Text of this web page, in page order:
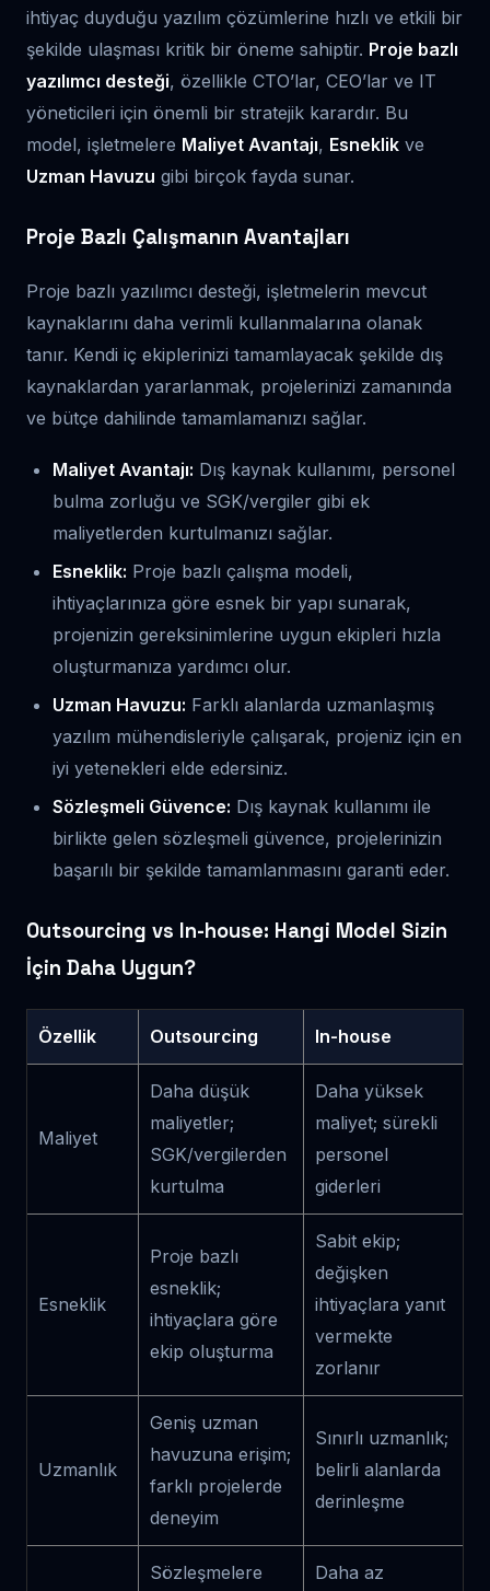
ihtiyaç duyduğu yazılım çözümlerine hızlı ve etkili bir
şekilde ulaşması kritik bir öneme sahiptir. Proje bazlı
yazılımcı desteği, özellikle CTO’lar, CEO’lar ve IT
yöneticileri için önemli bir stratejik karardır. Bu
model, işletmelere Maliyet Avantajı, Esneklik ve
Uzman Havuzu gibi birçok fayda sunar.
Proje Bazlı Çalışmanın Avantajları
Proje bazlı yazılımcı desteği, işletmelerin mevcut
kaynaklarını daha verimli kullanmalarına olanak
tanır. Kendi iç ekiplerinizi tamamlayacak şekilde dış
kaynaklardan yararlanmak, projelerinizi zamanında
ve bütçe dahilinde tamamlamanızı sağlar.
Maliyet Avantajı: Dış kaynak kullanımı, personel
bulma zorluğu ve SGK/vergiler gibi ek
maliyetlerden kurtulmanızı sağlar.
Esneklik: Proje bazlı çalışma modeli,
ihtiyaçlarınıza göre esnek bir yapı sunarak,
projenizin gereksinimlerine uygun ekipleri hızla
oluşturmanıza yardımcı olur.
Uzman Havuzu: Farklı alanlarda uzmanlaşmış
yazılım mühendisleriyle çalışarak, projeniz için en
iyi yetenekleri elde edersiniz.
Sözleşmeli Güvence: Dış kaynak kullanımı ile
birlikte gelen sözleşmeli güvence, projelerinizin
başarılı bir şekilde tamamlanmasını garanti eder.
Outsourcing vs In-house: Hangi Model Sizin
İçin Daha Uygun?
Özellik Outsourcing In-house
Maliyet
Daha düşük
maliyetler;
SGK/vergilerden
kurtulma
Daha yüksek
maliyet; sürekli
personel
giderleri
Esneklik
Proje bazlı
esneklik;
ihtiyaçlara göre
ekip oluşturma
Sabit ekip;
değişken
ihtiyaçlara yanıt
vermekte
zorlanır
Uzmanlık
Geniş uzman
havuzuna erişim;
farklı projelerde
deneyim
Sınırlı uzmanlık;
belirli alanlarda
derinleşme
Sözleşmelere
Daha az